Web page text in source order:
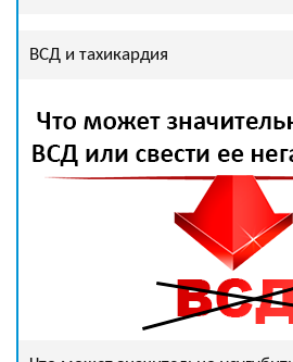
ВСД и тахикардия